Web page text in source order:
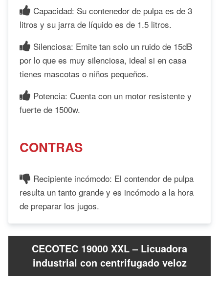
Capacidad: Su contenedor de pulpa es de 3
litros y su jarra de líquido es de 1.5 litros.
Silenciosa: Emite tan solo un ruido de 15dB
por lo que es muy silenciosa, ideal si en casa
tienes mascotas o niños pequeños.
Potencia: Cuenta con un motor resistente y
fuerte de 1500w.
CONTRAS
Recipiente incómodo: El contendor de pulpa
resulta un tanto grande y es incómodo a la hora
de preparar los jugos.
CECOTEC 19000 XXL – Licuadora
industrial con centrifugado veloz